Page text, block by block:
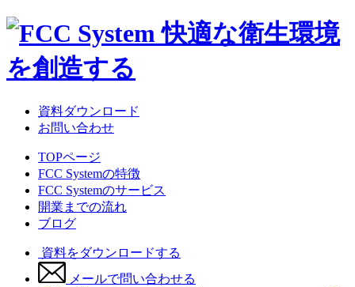
資料ダウンロード
お問い合わせ
TOPページ
FCC Systemの特徴
FCC Systemのサービス
開業までの流れ
ブログ
資料をダウンロードする
メールで問い合わせる